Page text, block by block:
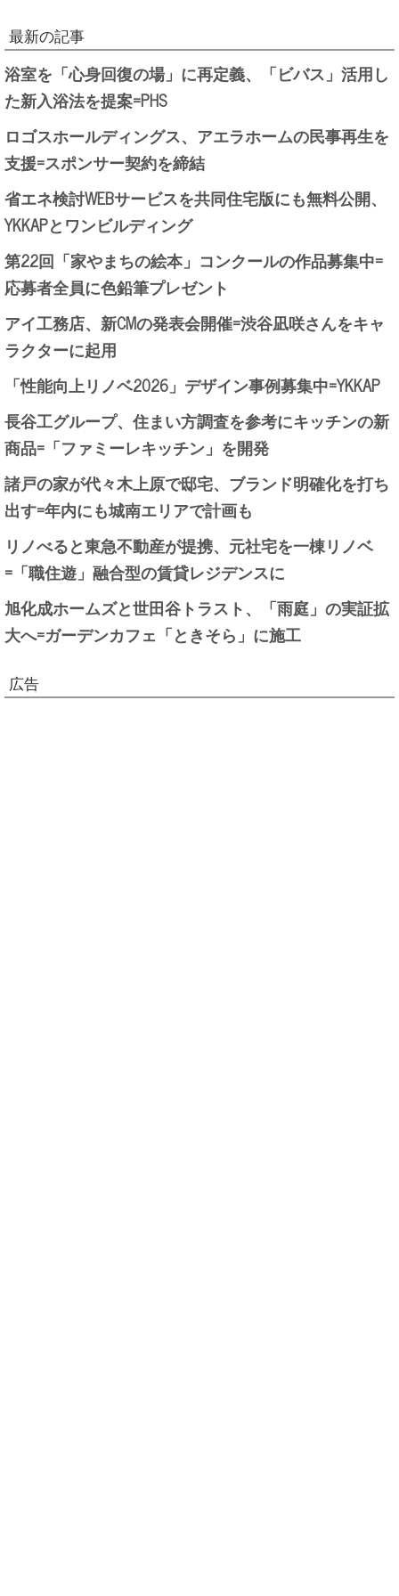
最新の記事
浴室を「心身回復の場」に再定義、「ビバス」活用し
た新入浴法を提案=PHS
ロゴスホールディングス、アエラホームの民事再生を
支援=スポンサー契約を締結
省エネ検討WEBサービスを共同住宅版にも無料公開、
YKKAPとワンビルディング
第22回「家やまちの絵本」コンクールの作品募集中=
応募者全員に色鉛筆プレゼント
アイ工務店、新CMの発表会開催=渋谷凪咲さんをキャ
ラクターに起用
「性能向上リノベ2026」デザイン事例募集中=YKKAP
長谷工グループ、住まい方調査を参考にキッチンの新
商品=「ファミーレキッチン」を開発
諸戸の家が代々木上原で邸宅、ブランド明確化を打ち
出す=年内にも城南エリアで計画も
リノべると東急不動産が提携、元社宅を一棟リノベ
=「職住遊」融合型の賃貸レジデンスに
旭化成ホームズと世田谷トラスト、「雨庭」の実証拡
大へ=ガーデンカフェ「ときそら」に施工
広告